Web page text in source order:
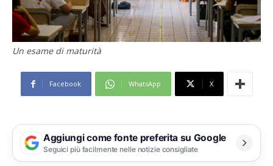
Un esame di maturità
Facebook WhatsApp X
Aggiungi come fonte preferita su Google
Seguici più facilmente nelle notizie consigliate